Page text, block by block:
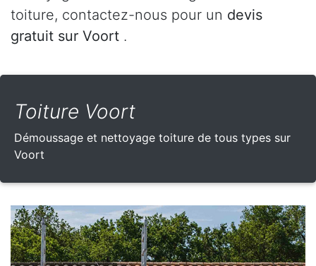
toiture, contactez-nous pour un devis
gratuit sur Voort .
Toiture Voort
Démoussage et nettoyage toiture de tous types sur
Voort